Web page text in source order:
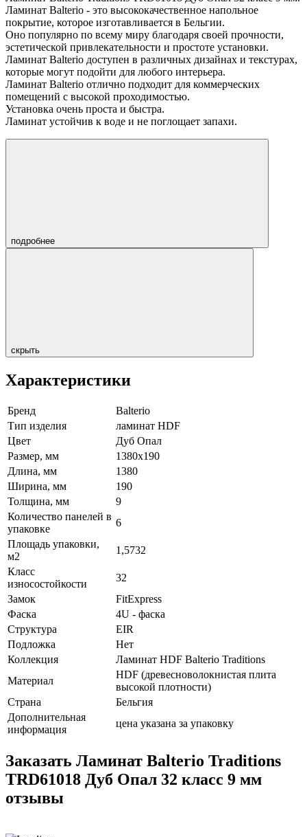
Ламинат Balterio - это высококачественное напольное
покрытие, которое изготавливается в Бельгии.
Оно популярно по всему миру благодаря своей прочности,
эстетической привлекательности и простоте установки.
Ламинат Balterio доступен в различных дизайнах и текстурах,
которые могут подойти для любого интерьера.
Ламинат Balterio отлично подходит для коммерческих
помещений с высокой проходимостью.
Установка очень проста и быстра.
Ламинат устойчив к воде и не поглощает запахи.
подробнее
скрыть
Характеристики
Бренд
Balterio
Тип изделия
ламинат HDF
Цвет
Дуб Опал
Размер, мм
1380х190
Длина, мм
1380
Ширина, мм
190
Толщина, мм
9
Количество панелей в
упаковке
6
Площадь упаковки,
м2
1,5732
Класс
износостойкости
32
Замок
FitExpress
Фаска
4U - фаска
Структура
EIR
Подложка
Нет
Коллекция
Ламинат HDF Balterio Traditions
Материал
HDF (древесноволокнистая плита
высокой плотности)
Страна
Бельгия
Дополнительная
информация
цена указана за упаковку
Заказать Ламинат Balterio Traditions
TRD61018 Дуб Опал 32 класс 9 мм
отзывы